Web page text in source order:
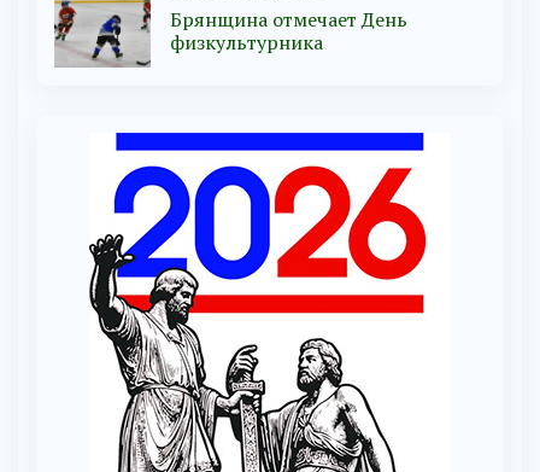
Брянщина отмечает День
физкультурника